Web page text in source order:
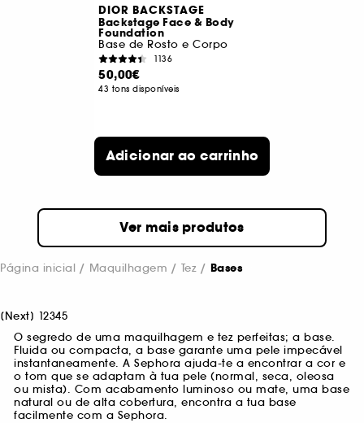
DIOR BACKSTAGE
Backstage Face & Body
Foundation
Base de Rosto e Corpo
1136
50,00€
43 tons disponíveis
Adicionar ao carrinho
Ver mais produtos
Página inicial Maquilhagem Tez Bases
[Next] 12345
O segredo de uma maquilhagem e tez perfeitas; a base.
Fluida ou compacta, a base garante uma pele impecável
instantaneamente. A Sephora ajuda-te a encontrar a cor e
o tom que se adaptam à tua pele (normal, seca, oleosa
ou mista). Com acabamento luminoso ou mate, uma base
natural ou de alta cobertura, encontra a tua base
facilmente com a Sephora.